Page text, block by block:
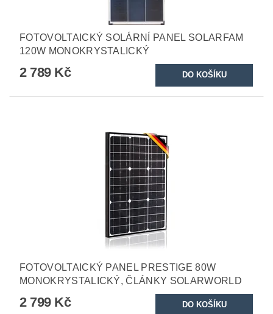
FOTOVOLTAICKÝ SOLÁRNÍ PANEL SOLARFAM
120W MONOKRYSTALICKÝ
2 789 Kč
FOTOVOLTAICKÝ PANEL PRESTIGE 80W
MONOKRYSTALICKÝ, ČLÁNKY SOLARWORLD
2 799 Kč